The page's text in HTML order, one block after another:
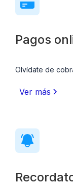
Pagos
Olvídate de
Ver más